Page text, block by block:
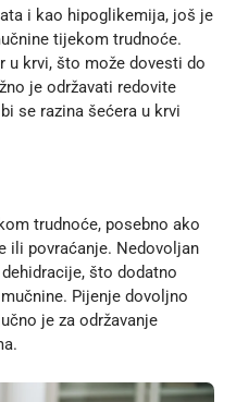
i kao hipoglikemija, još je
tijekom trudnoće.
u krvi, što može dovesti do
je održavati redovite
se razina šećera u krvi
trudnoće, posebno ako
ili povraćanje. Nedovoljan
što dodatno
Pijenje dovoljno
je za održavanje